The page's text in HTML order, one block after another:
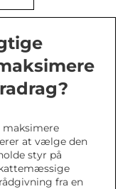
at vælge den
styr på
fra en